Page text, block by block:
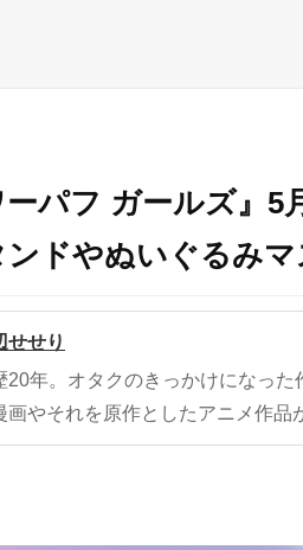
パフ ガールズ』5
ドやぬいぐるみ
せせり
20年。オタクのきっかけになった
画やそれを原作としたアニメ作品